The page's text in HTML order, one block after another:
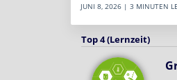
JUNI 8, 2026 | 3 MINUTEN
Top 4 (Lernzeit)